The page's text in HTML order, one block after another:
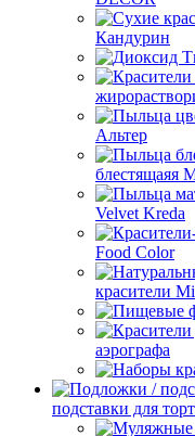
Кандурин
Альтер
блестящаяя
Velvet Kreda
Food Color
красители
аэрографа
подставки для